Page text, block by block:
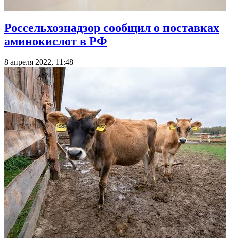
Россельхознадзор сообщил о поставках
аминокислот в РФ
8 апреля 2022, 11:48